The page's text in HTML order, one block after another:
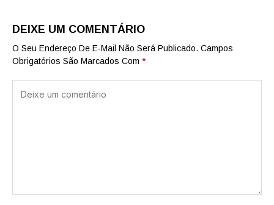
DEIXE UM COMENTÁRIO
O Seu Endereço De E-Mail Não Será Publicado. Campos
Obrigatórios São Marcados Com *